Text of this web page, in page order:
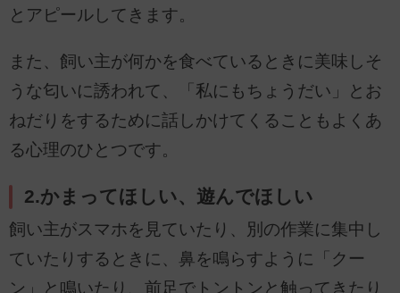
とアピールしてきます。
また、飼い主が何かを食べているときに美味しそ
うな匂いに誘われて、「私にもちょうだい」とお
ねだりをするために話しかけてくることもよくあ
る心理のひとつです。
2.かまってほしい、遊んでほしい
飼い主がスマホを見ていたり、別の作業に集中し
ていたりするときに、鼻を鳴らすように「クー
ン」と鳴いたり、前足でトントンと触ってきたり